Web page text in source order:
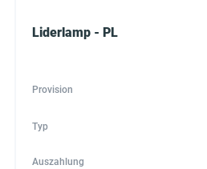
Liderlamp - PL
Provision
Typ
Auszahlung